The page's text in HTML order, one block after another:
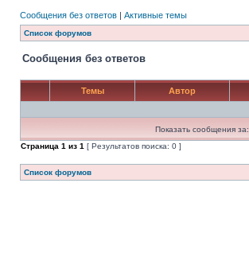
Сообщения без ответов | Активные темы
Список форумов
Сообщения без ответов
Темы Автор
Показать сообщения за:
Страница 1 из 1 [ Результатов поиска: 0 ]
Список форумов